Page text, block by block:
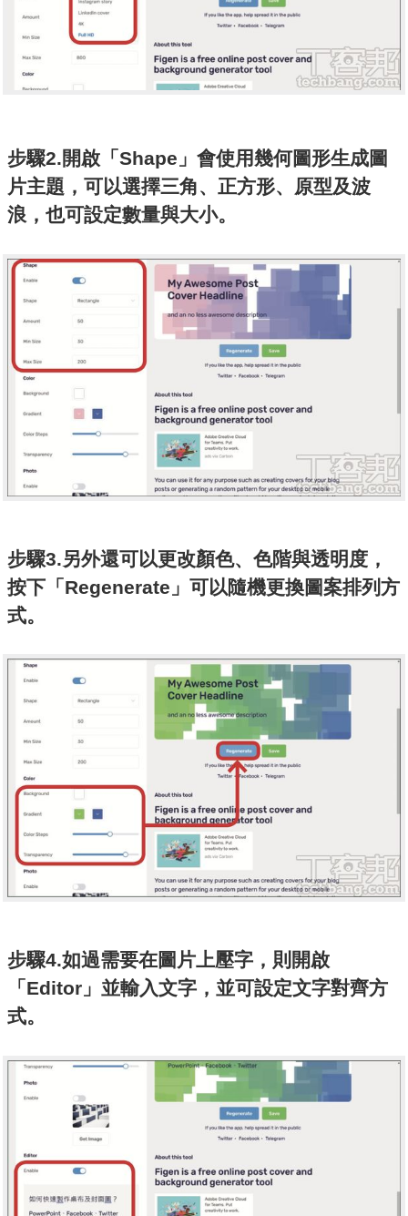
步驟2.開啟「Shape」會使用幾何圖形生成圖
片主題，可以選擇三角、正方形、原型及波
浪，也可設定數量與大小。
步驟3.另外還可以更改顏色、色階與透明度，
按下「Regenerate」可以隨機更換圖案排列方
式。
步驟4.如過需要在圖片上壓字，則開啟
「Editor」並輸入文字，並可設定文字對齊方
式。